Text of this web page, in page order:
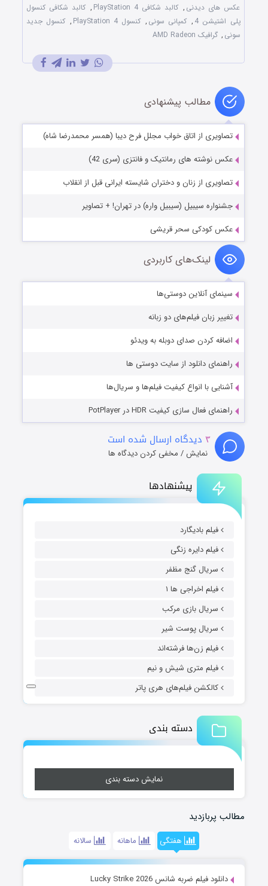
پیشنهادها
فیلم بادیگارد
فیلم دایره زنگی
سریال گنج مظفر
فیلم اخراجی ها ۱
سریال بازی مرکب
سریال پوست شیر
فیلم زن‌ها فرشته‌اند
فیلم متری شیش و نیم
کالکشن فیلم‌های هری پاتر
دسته بندی
نمایش دسته بندی
مطالب پربازدید
هفتگی ماهانه سالانه
دانلود فیلم ضربه شانس Lucky Strike 2026
عکس های دیدنی , کالبد شکافی PlayStation 4 , کالبد شکافی کنسول
پلی اشتیشن 4
, کمپانی سونی , کنسول PlayStation 4 , کنسول جدید
سونی , گرافیک AMD Radeon
مطالب پیشنهادی
تصاویری از اتاق خواب مجلل فرح دیبا (همسر محمدرضا شاه)
عکس نوشته های رمانتیک و فانتزی (سری 42)
تصاویری از زنان و دختران شایسته ایرانی قبل از انقلاب
جشنواره سیبیل (سیبیل واره) در تهران! + تصاویر
عکس کودکی سحر قریشی
لینک‌های کاربردی
سینمای آنلاین دوستی‌ها
تغییر زبان فیلم‌های دو زبانه
اضافه کردن صدای دوبله به ویدئو
راهنمای دانلود از سایت دوستی ها
آشنایی با انواع کیفیت فیلم‌ها و سریال‌ها
راهنمای فعال سازی کیفیت HDR در PotPlayer
۳ دیدگاه ارسال شده است
نمایش / مخفی کردن دیدگاه ها